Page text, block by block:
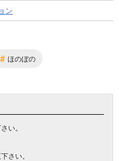
ン
# ほのぼの
い。
さい。